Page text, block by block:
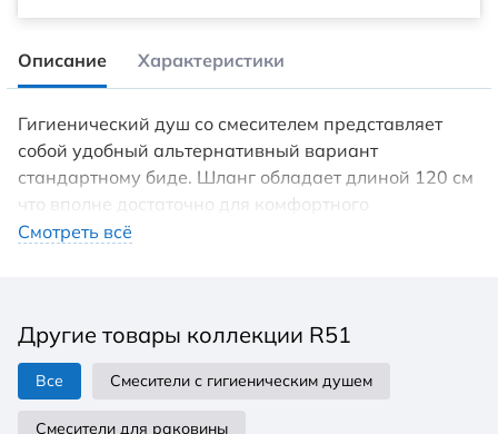
Описание Характеристики
Гигиенический душ со смесителем представляет
собой удобный альтернативный вариант
стандартному биде. Шланг обладает длиной 120 см
что вполне достаточно для комфортного
использования. Душевой шланг имеет
обеспечивает комфорт всех проводимых
манипуляций с использованием биде для унитаза. В
комплекте встраиваемый смеситель (внутренняя
часть в комплекте), лейка гигиенического душа,
Смотреть всё
Другие товары коллекции R51
Все Смесители с гигиеническим душем
Смесители для раковины